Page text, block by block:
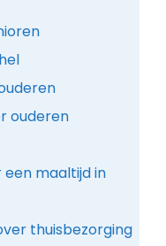
ouderen
maaltijd in
thuisbezorging